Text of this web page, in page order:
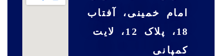
امام خمینی، آفتاب
18، پلاک 12، لایت
کمپانی